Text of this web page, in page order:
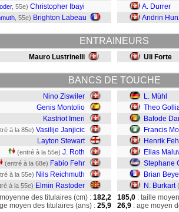
, 55e) Christopher Ibayi
, 55e) Brighton Labeau
A. Durrer
Andrin
ENTRAINEURS
Mauro Lustrinelli Uli Forte
BANCS DE TOUCHE
Nino Ziswiler
Genis Montolio
Kastriot Imeri
à la 85e) Vasilije Janjicic
Layton Stewart
(entré à la 55e) J. Roth
(entré à la 68e) Fabio Fehr
à la 55e) Nils Reichmuth
à la 55e) Elmin Rastoder
L. Mühl
Theo
Bafode
Francis
Henrik
Elias
Stephane
Brian
N. Burkart
des titulaires (cm) : 182,2
moyen des titulaires (ans) : 25,9
185,0 : taille
26,9 : age moyen